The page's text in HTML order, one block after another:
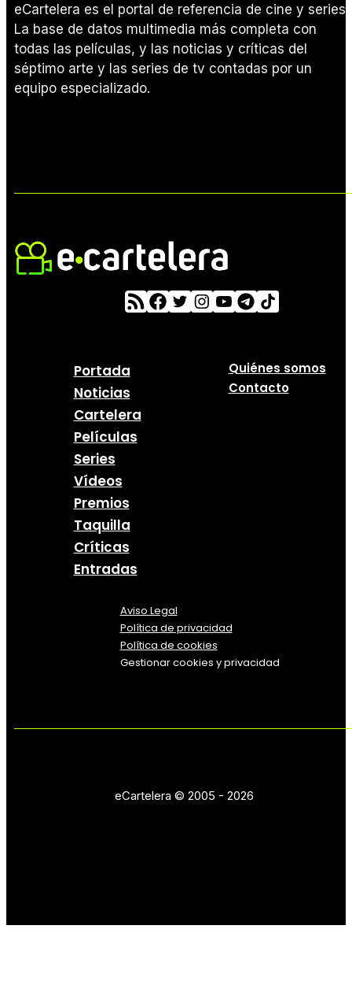
eCartelera es el portal de referencia de cine y series.
La base de datos multimedia más completa con
todas las películas, y las noticias y críticas del
séptimo arte y las series de tv contadas por un
equipo especializado.
Portada
Noticias
Cartelera
Películas
Series
Vídeos
Premios
Taquilla
Críticas
Entradas
Quiénes somos
Contacto
Aviso Legal
Política de privacidad
Política de cookies
Gestionar cookies y privacidad
eCartelera © 2005 - 2026